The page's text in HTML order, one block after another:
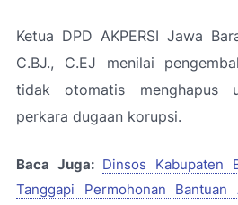
Ketua DPD AKPERSI Jawa
C.BJ., C.EJ menilai
tidak otomatis menghapus
perkara dugaan korupsi.
Baca Juga: Dinsos Kabupaten
Tanggapi Permohonan Bantuan